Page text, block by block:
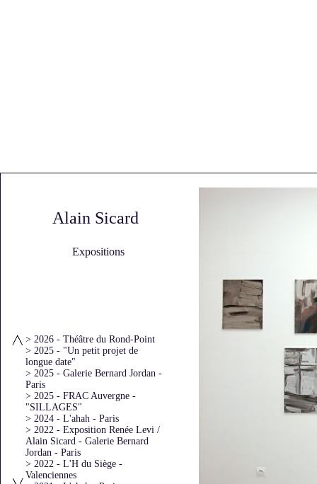
Alain Sicard
Expositions
> 2026 - Théâtre du Rond-Point
> 2025 - "Un petit projet de
longue date"
> 2025 - Galerie Bernard Jordan -
Paris
> 2025 - FRAC Auvergne -
"SILLAGES"
> 2024 - L'ahah - Paris
> 2022 - Exposition Renée Levi /
Alain Sicard - Galerie Bernard
Jordan - Paris
> 2022 - L'H du Siège -
Valenciennes